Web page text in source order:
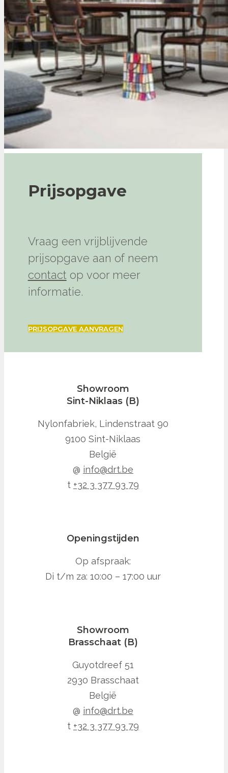
Prijsopgave
Vraag een vrijblijvende
prijsopgave aan of neem
contact op voor meer
informatie.
PRIJSOPGAVE AANVRAGEN
Showroom
Sint-Niklaas (B)
Nylonfabriek, Lindenstraat 90
9100 Sint-Niklaas
België
@ info@drt.be
t +32 3 377 93 79
Openingstijden
Op afspraak:
Di t/m za: 10:00 – 17:00 uur
Showroom
Brasschaat (B)
Guyotdreef 51
2930 Brasschaat
België
@ info@drt.be
t +32 3 377 93 79